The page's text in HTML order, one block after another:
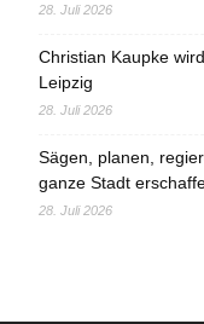
28. Juli 2026
Christian Kaupke
Leipzig
28. Juli 2026
Sägen, planen,
ganze Stadt
28. Juli 2026